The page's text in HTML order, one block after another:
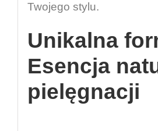
Twojego stylu.
Unikalna
Esencja
pielęgnacji